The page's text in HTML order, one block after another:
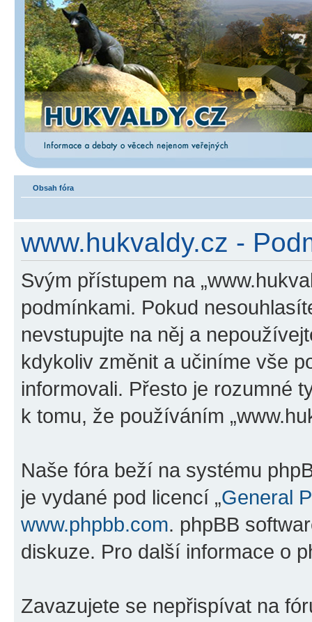
Obsah fóra
www.hukvaldy.cz -
Svým přístupem na
podmínkami. Pokud
nevstupujte na něj a
kdykoliv změnit a učiníme vše
informovali. Přesto je rozumné
k tomu, že používáním
Naše fóra beží na systému
je vydané pod licencí „General
www.phpbb.com. phpBB
diskuze. Pro další informace o
Zavazujete se nepřispívat na